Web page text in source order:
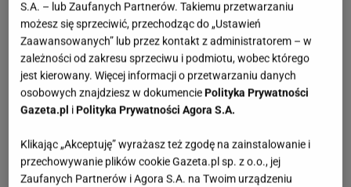
S.A. – lub Zaufanych Partnerów. Takiemu przetwarzaniu
możesz się sprzeciwić, przechodząc do „Ustawień
Zaawansowanych” lub przez kontakt z administratorem – w
zależności od zakresu sprzeciwu i podmiotu, wobec którego
jest kierowany. Więcej informacji o przetwarzaniu danych
osobowych znajdziesz w dokumenciePolityka Prywatności
Gazeta.pl iPolityka Prywatności Agora S.A.
Klikając „Akceptuję” wyrażasz też zgodę na zainstalowanie i
przechowywanie plików cookie Gazeta.pl sp. z o.o., jej
Zaufanych Partnerów i Agora S.A. na Twoim urządzeniu